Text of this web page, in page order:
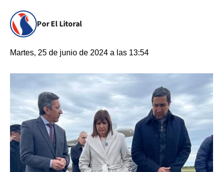
Por El Litoral
Martes, 25 de junio de 2024 a las 13:54